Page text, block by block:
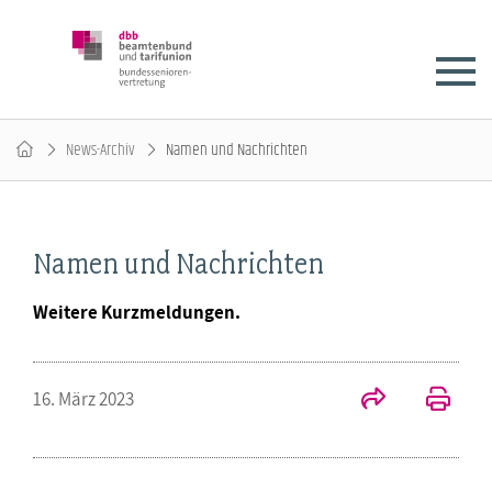
News-Archiv Namen und Nachrichten
Namen und Nachrichten
Weitere Kurzmeldungen.
16. März 2023